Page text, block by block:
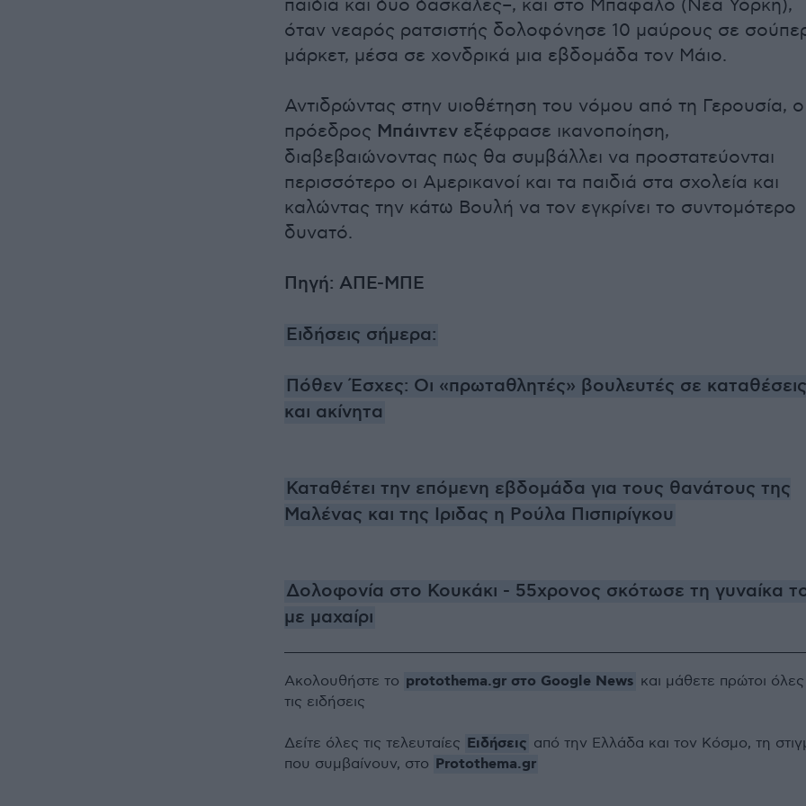
παιδιά και δυο δασκάλες–, και στο Μπάφαλο (Νέα Υόρκη),
όταν νεαρός ρατσιστής δολοφόνησε 10 μαύρους σε
μάρκετ, μέσα σε χονδρικά μια εβδομάδα τον Μάιο.
Αντιδρώντας στην υιοθέτηση του νόμου από τη Γερουσία, ο
πρόεδρος Μπάιντεν εξέφρασε ικανοποίηση,
διαβεβαιώνοντας πως θα συμβάλλει να προστατεύονται
περισσότερο οι Αμερικανοί και τα παιδιά στα σχολεία και
καλώντας την κάτω Βουλή να τον εγκρίνει το συντομότερο
δυνατό.
Πηγή: ΑΠΕ-ΜΠΕ
Ειδήσεις σήμερα:
Πόθεν Έσχες: Οι «πρωταθλητές» βουλευτές σε καταθέσεις
και ακίνητα
Καταθέτει την επόμενη εβδομάδα για τους θανάτους της
Μαλένας και της Ιριδας η Ρούλα Πισπιρίγκου
Δολοφονία στο Κουκάκι - 55χρονος σκότωσε τη γυναίκα
με μαχαίρι
Ακολουθήστε το protothema.gr στο Google News και μάθετε πρώτοι όλες
τις ειδήσεις
Δείτε όλες τις τελευταίες Ειδήσεις από την Ελλάδα και τον Κόσμο, τη
που συμβαίνουν, στο Protothema.gr